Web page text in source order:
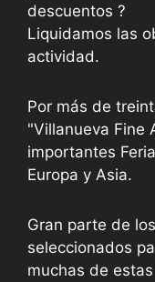
descuentos ?
Liquidamos las
actividad.
Por más de
"Villanueva Fine
importantes
Europa y Asia.
Gran parte de
seleccionados
muchas de